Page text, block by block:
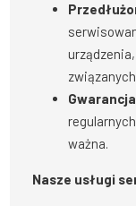
ważna.
Nasze usługi